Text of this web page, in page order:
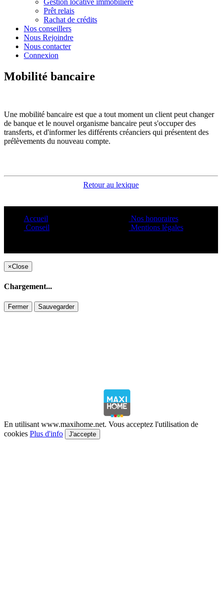
Gestion locative immobilière
Prêt relais
Rachat de crédits
Nos conseillers
Nous Rejoindre
Nous contacter
Connexion
Mobilité bancaire
Une mobilité bancaire est que a tout moment un client peut changer
de banque et le nouvel organisme bancaire peut s'occuper des
transferts, et d'informer les différents créanciers qui présentent des
prélèvements du nouveau compte.
Retour au lexique
Accueil
Conseil
Nos honoraires
Mentions légales
×Close
Chargement...
Fermer Sauvegarder
En utilisant www.maxihome.net. Vous acceptez l'utilisation de
cookies Plus d'info J'accepte